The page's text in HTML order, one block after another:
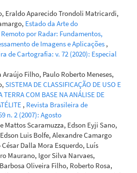
the C-factor of RUSLE
effect of rainfalls on
Soil and Water
9(2), 207.
Junior, Gerlane de Medeiros Costa,
Jôine Cariele Evangelista do Vale,
Mendelson Lima, José Francisco de
Eduardo Teodoro, Reginaldo Carvalho
updating the boundaries between
Amazonia biomes. Environmental
383.
Eraldo Aparecido Trondoli Matricardi,
Estado da Arte do
por Radar: Fundamentos,
de Imagens e Aplicações ,
de Cartografia: v. 72 (2020): Especial
Filho, Paulo Roberto Meneses,
SISTEMA DE CLASSIFICAÇÃO DE USO E
TERRA COM BASE NA ANÁLISE DE
, Revista Brasileira de
n. 2 (2007): Agosto
Mattos Scaramuzza, Edson Eyji Sano,
Luis Bolfe, Alexandre Camargo
Dalla Mora Esquerdo, Luís
Maurano, Igor Silva Narvaes,
Oliveira Filho, Roberto Rosa,